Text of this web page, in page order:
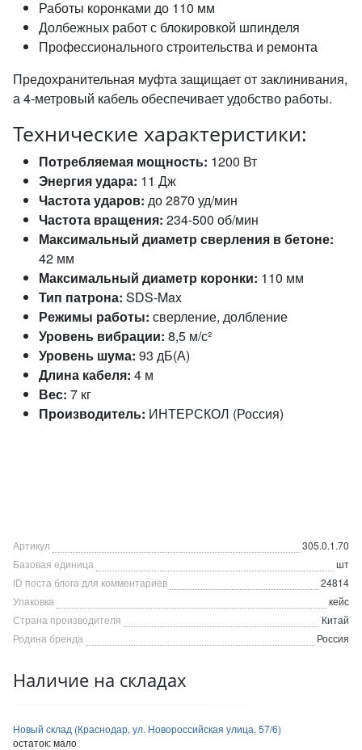
Работы коронками до 110 мм
Долбежных работ с блокировкой шпинделя
Профессионального строительства и ремонта
Предохранительная муфта защищает от заклинивания,
а 4-метровый кабель обеспечивает удобство работы.
Технические характеристики:
Потребляемая мощность: 1200 Вт
Энергия удара: 11 Дж
Частота ударов: до 2870 уд/мин
Частота вращения: 234-500 об/мин
Максимальный диаметр сверления в бетоне:
42 мм
Максимальный диаметр коронки: 110 мм
Тип патрона: SDS-Max
Режимы работы: сверление, долбление
Уровень вибрации: 8,5 м/с²
Уровень шума: 93 дБ(А)
Длина кабеля: 4 м
Вес: 7 кг
Производитель: ИНТЕРСКОЛ (Россия)
Артикул
305.0.1.70
Базовая единица
шт
ID поста блога для комментариев
24814
Упаковка
кейс
Страна производителя
Китай
Родина бренда
Россия
Наличие на складах
Новый склад (Краснодар, ул. Новороссийская улица, 57/6)
остаток:мало